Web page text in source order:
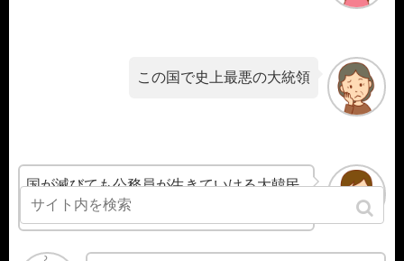
この国で史上最悪の大統領
国が滅びても公務員が生きていける大韓民
国